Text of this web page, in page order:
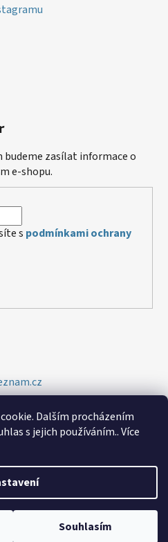
Dalším procházením
s jejich používáním.. Více
Souhlasím
budeme zasílat informace o
e-shopu.
s podmínkami ochrany
Shoptet
práva vyhrazena.Upravit